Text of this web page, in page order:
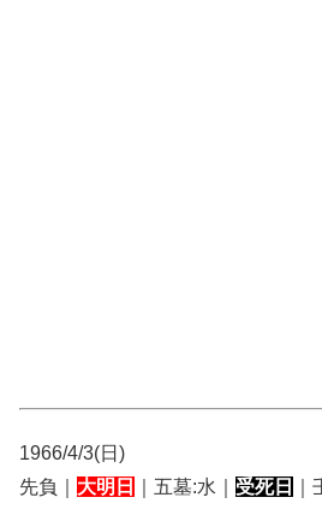
1966/4/3(日)
先負｜ 大明日 ｜五墓:水｜ 受死日